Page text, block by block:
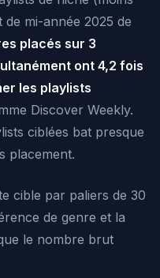
mi-année 2025 de
placés sur 3
ont 4,2 fois
les playlists
Discover Weekly.
ciblées bat presque
placement.
cible par paliers de 30
de genre et la
le nombre brut